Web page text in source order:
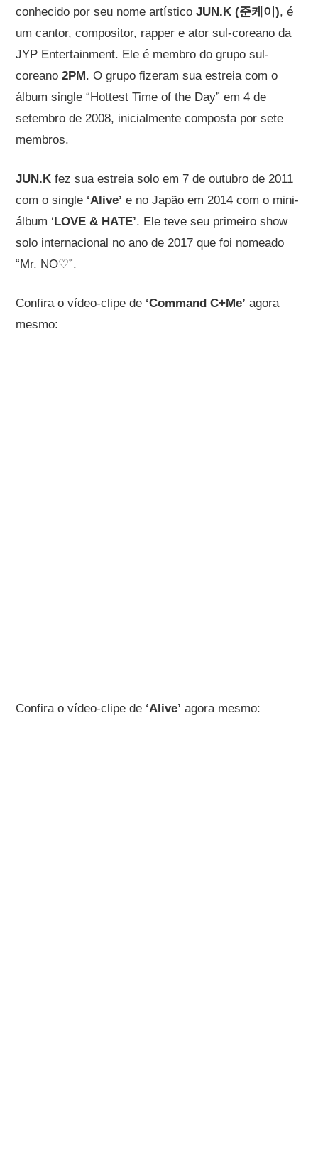
conhecido por seu nome artísticoJUN.K (준케이), é
um cantor, compositor, rapper e ator sul-coreano da
JYP Entertainment. Ele é membro do grupo sul-
coreano2PM. O grupo fizeram sua estreia com o
álbum single “Hottest Time of the Day” em 4 de
setembro de 2008, inicialmente composta por sete
membros.
JUN.K fez sua estreia solo em 7 de outubro de 2011
com o single ‘Alive’ e no Japão em 2014 com o mini-
álbum ‘LOVE & HATE’. Ele teve seu primeiro show
solo internacional no ano de 2017 que foi nomeado
“Mr. NO♡”.
Confira o vídeo-clipe de ‘Command C+Me’agora
mesmo:
Confira o vídeo-clipe de ‘Alive’agora mesmo: